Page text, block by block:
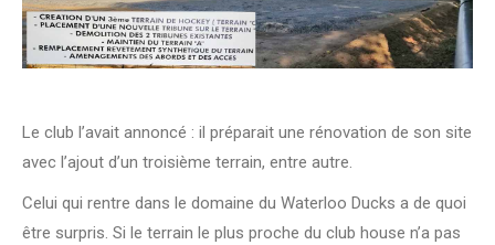
Le club l’avait annoncé : il préparait une rénovation de son site
avec l’ajout d’un troisième terrain, entre autre.
Celui qui rentre dans le domaine du Waterloo Ducks a de quoi
être surpris. Si le terrain le plus proche du club house n’a pas